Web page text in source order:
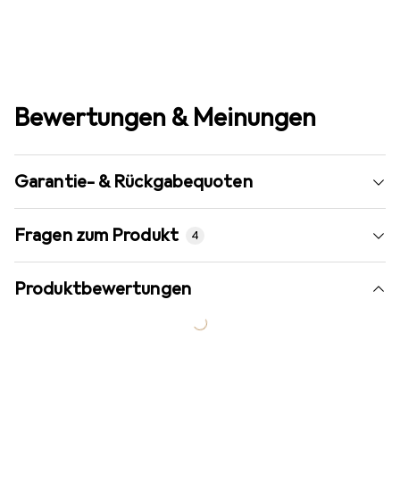
Bewertungen & Meinungen
Garantie- & Rückgabequoten
Fragen zum Produkt 4
Produktbewertungen